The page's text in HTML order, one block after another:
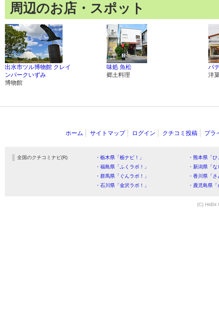
周辺のお店・スポット
出水市ツル博物館 クレイ
ンパークいずみ
博物館
味処 魚松
郷土料理
パ
洋
ホーム サイトマップ ログイン クチコミ投稿 プラ
全国のクチコミナビ(R) ・栃木県「栃ナビ！」
・熊本県「
・福島県「ふくラボ！」
・新潟県「
・群馬県「ぐんラボ！」
・香川県「
・石川県「金沢ラボ！」
・鹿児島県
(C) HitBit